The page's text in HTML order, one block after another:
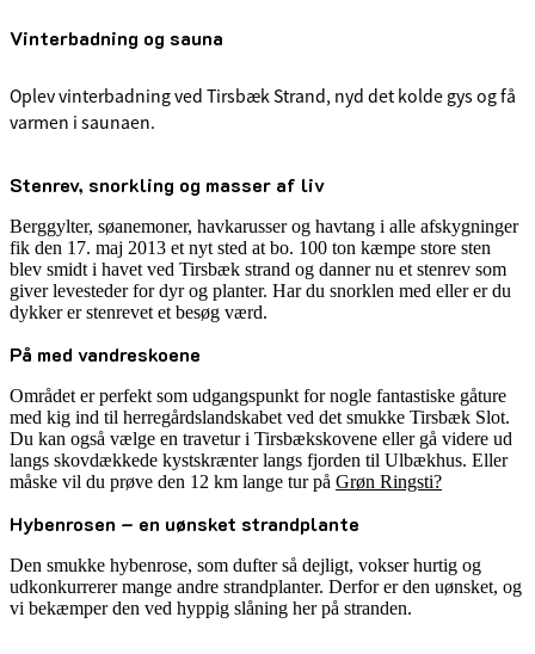
Vinterbadning og sauna
Oplev vinterbadning ved Tirsbæk Strand, nyd det kolde gys og få
varmen i saunaen.
Stenrev, snorkling og masser af liv
Berggylter, søanemoner, havkarusser og havtang i alle afskygninger
fik den 17. maj 2013 et nyt sted at bo. 100 ton kæmpe store sten
blev smidt i havet ved Tirsbæk strand og danner nu et stenrev som
giver levesteder for dyr og planter. Har du snorklen med eller er du
dykker er stenrevet et besøg værd.
På med vandreskoene
Området er perfekt som udgangspunkt for nogle fantastiske gåture
med kig ind til herregårdslandskabet ved det smukke Tirsbæk Slot.
Du kan også vælge en travetur i Tirsbækskovene eller gå videre ud
langs skovdækkede kystskrænter langs fjorden til Ulbækhus. Eller
måske vil du prøve den 12 km lange tur på Grøn Ringsti?
Hybenrosen – en uønsket strandplante
Den smukke hybenrose, som dufter så dejligt, vokser hurtig og
udkonkurrerer mange andre strandplanter. Derfor er den uønsket, og
vi bekæmper den ved hyppig slåning her på stranden.